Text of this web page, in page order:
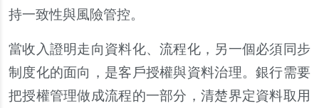
持一致性與風險管控。
當收入證明走向資料化、流程化，另一個必須同步
制度化的面向，是客戶授權與資料治理。銀行需要
把授權管理做成流程的一部分，清楚界定資料取用